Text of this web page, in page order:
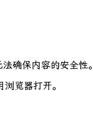
确保内容的安全性。
览器打开。